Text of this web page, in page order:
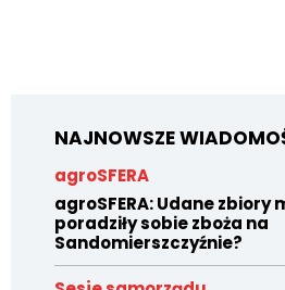
NAJNOWSZE
agroSFERA
agroSFERA: Udane
poradziły sobie zboża na
Sandomierszczyźnie?